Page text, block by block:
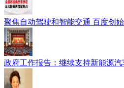
聚焦自动驾驶和智能交通 百度创
政府工作报告：继续支持新能源